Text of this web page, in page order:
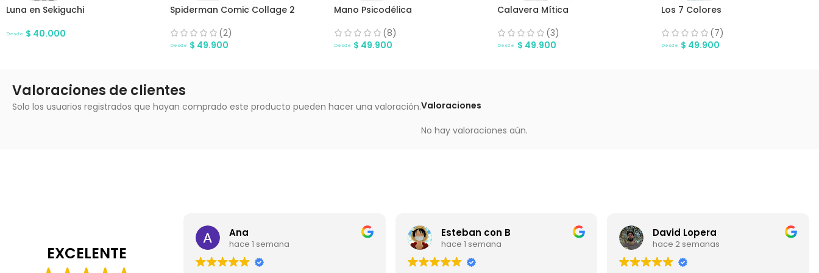
Luna en Sekiguchi
Desde $ 40.000
Spiderman Comic Collage 2
(2)
Desde $ 49.900
Mano Psicodélica
(8)
Desde $ 49.900
Calavera Mítica
(3)
Desde $ 49.900
Los 7 Colores
(7)
Desde $ 49.900
Valoraciones de clientes
Valoraciones
No hay valoraciones aún.
Solo los usuarios registrados que hayan comprado este producto pueden hacer una valoración.
EXCELENTE
Ana
hace 1 semana
Esteban con B
hace 1 semana
David Lopera
hace 2 semanas